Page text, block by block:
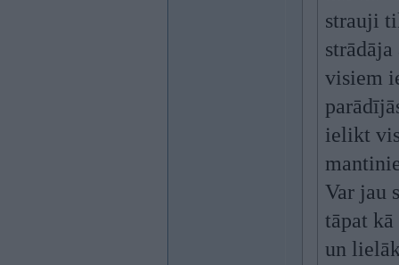
strauji
visiem
ielikt
Var jau
tāpat kā
un